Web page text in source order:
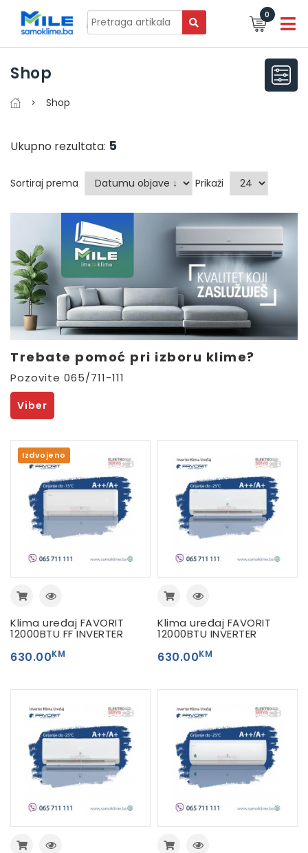
0
Shop
Shop
Ukupno rezultata: 5
Sortiraj prema Prikaži
Trebate pomoć pri izboru klime?
Pozovite 065/711-111
Viber
Izdvojeno
Klima uređaj FAVORIT
12000BTU FF INVERTER
630.00KM
Klima uređaj FAVORIT
12000BTU INVERTER
630.00KM